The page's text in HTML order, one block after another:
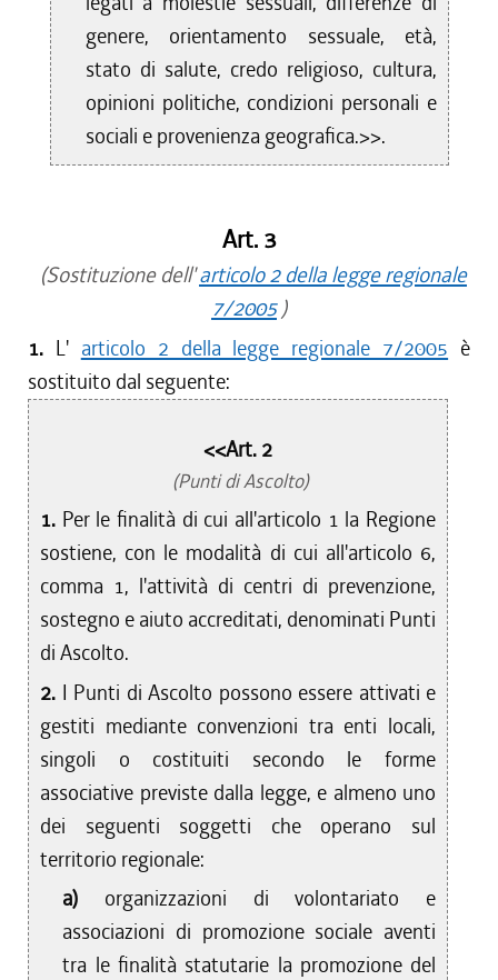
genere, orientamento sessuale, età,
stato di salute, credo religioso, cultura,
opinioni politiche, condizioni personali e
sociali e provenienza geografica.>>.
Art. 3
(Sostituzione dell'articolo 2 della legge regionale
7/2005)
1. L' articolo 2 della legge regionale 7/2005 è
sostituito dal seguente:
<<Art. 2
(Punti di Ascolto)
1. Per le finalità di cui all'articolo 1 la Regione
sostiene, con le modalità di cui all'articolo 6,
comma 1, l'attività di centri di prevenzione,
sostegno e aiuto accreditati, denominati Punti
di Ascolto.
2. I Punti di Ascolto possono essere attivati e
gestiti mediante convenzioni tra enti locali,
singoli o costituiti secondo le forme
associative previste dalla legge, e almeno uno
dei seguenti soggetti che operano sul
territorio regionale:
a) organizzazioni di volontariato e
associazioni di promozione sociale aventi
tra le finalità statutarie la promozione del